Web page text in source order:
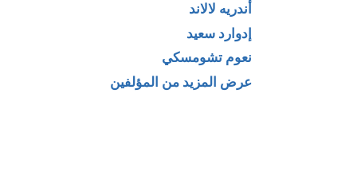
تحميل أرض أرض –
أندريه لالاند
إدوارد سعيد
نعوم تشومسكي
عرض المزيد من المؤلفين